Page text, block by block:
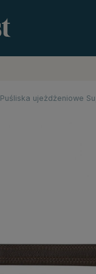
Puśliska ujeżdżeniowe